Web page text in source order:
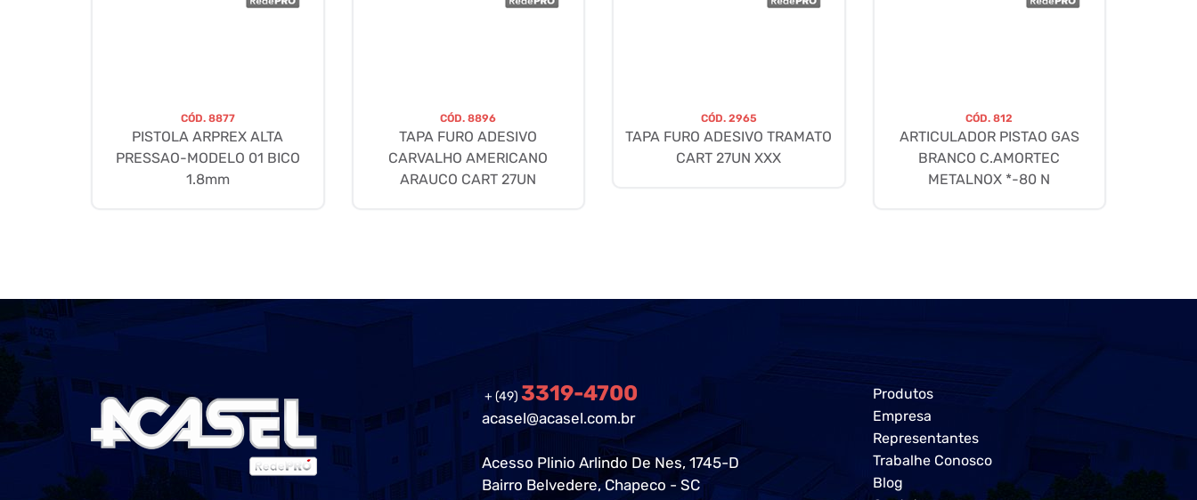
CÓD. 8877
PISTOLA ARPREX ALTA
PRESSAO-MODELO 01 BICO
1.8mm
CÓD.8896
TAPA FURO ADESIVO
CARVALHO AMERICANO
ARAUCO CART 27UN
CÓD. 2965
TAPA FURO ADESIVO TRAMATO
CART 27UN XXX
CÓD.812
ARTICULADOR PISTAO GAS
BRANCO C.AMORTEC
METALNOX *-80 N
+ (49) 3319-4700
acasel@acasel.com.br
Acesso Plinio Arlindo De Nes, 1745-D
Bairro Belvedere, Chapeco - SC
Produtos
Empresa
Representantes
Trabalhe Conosco
Blog